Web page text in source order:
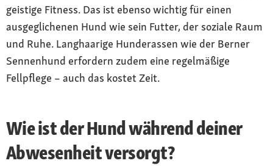
geistige Fitness. Das ist ebenso wichtig für einen
ausgeglichenen Hund wie sein Futter, der soziale Raum
und Ruhe. Langhaarige Hunderassen wie der Berner
Sennenhund erfordern zudem eine regelmäßige
Fellpflege – auch das kostet Zeit.
Wie ist der Hund während deiner
Abwesenheit versorgt?